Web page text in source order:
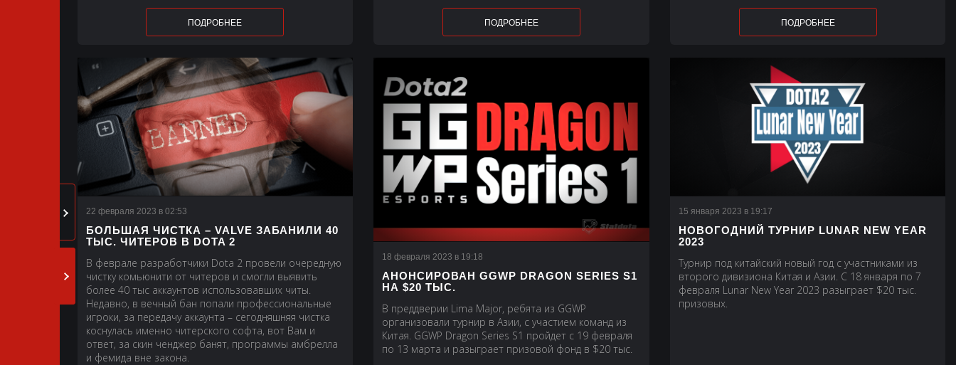
ПОДРОБНЕЕ ПОДРОБНЕЕ ПОДРОБНЕЕ
22 февраля 2023 в 02:53
БОЛЬШАЯ ЧИСТКА – VALVE ЗАБАНИЛИ 40
ТЫС. ЧИТЕРОВ В DOTA 2
В феврале разработчики Dota 2 провели очередную
чистку комьюнити от читеров и смогли выявить
более 40 тыс аккаунтов использовавших читы.
Недавно, в вечный бан попали профессиональные
игроки, за передачу аккаунта – сегодняшняя чистка
коснулась именно читерского софта, вот Вам и
ответ, за скин ченджер банят, программы амбрелла
и фемида вне закона.
18 февраля 2023 в 19:18
АНОНСИРОВАН GGWP DRAGON SERIES S1
НА $20 ТЫС.
В преддверии Lima Major, ребята из GGWP
организовали турнир в Азии, с участием команд из
Китая. GGWP Dragon Series S1 пройдет с 19 февраля
по 13 марта и разыграет призовой фонд в $20 тыс.
15 января 2023 в 19:17
НОВОГОДНИЙ ТУРНИР LUNAR NEW YEAR
2023
Турнир под китайский новый год с участниками из
второго дивизиона Китая и Азии. С 18 января по 7
февраля Lunar New Year 2023 разыграет $20 тыс.
призовых.